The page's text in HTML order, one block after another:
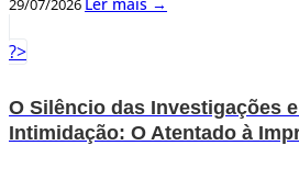
29/07/2026
?>
O Silêncio das Investigações
Intimidação: O Atentado à